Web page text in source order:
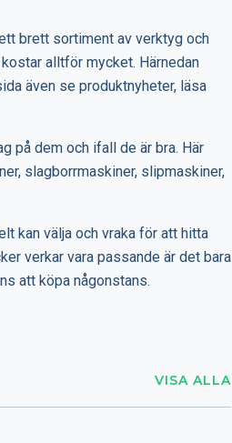
med...
brett sortiment av verktyg och
alltför mycket. Härnedan
även se produktnyheter, läsa
på dem och ifall de är bra. Här
slagborrmaskiner, slipmaskiner,
kan välja och vraka för att hitta
verkar vara passande är det bara
att köpa någonstans.
VISA ALLA